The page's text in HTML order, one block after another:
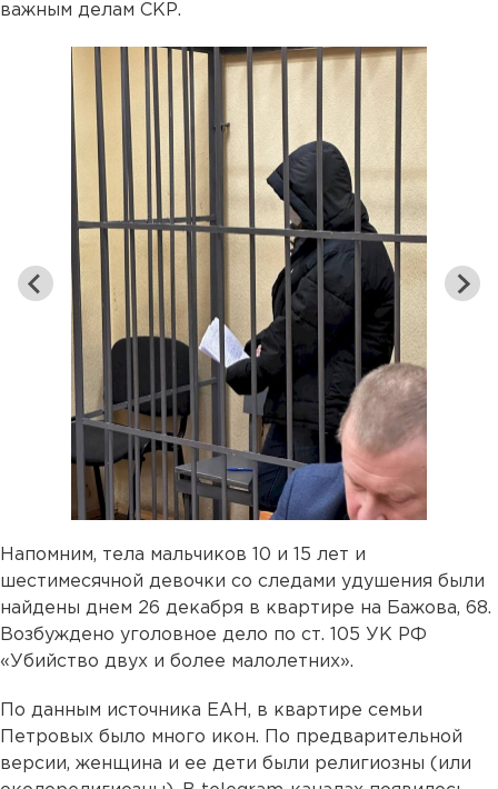
важным делам СКР.
Напомним, тела мальчиков 10 и 15 лет и
шестимесячной девочки со следами удушения были
найдены днем 26 декабря в квартире на Бажова, 68.
Возбуждено уголовное дело по ст. 105 УК РФ
«Убийство двух и более малолетних».
По данным источника ЕАН, в квартире семьи
Петровых было много икон. По предварительной
версии, женщина и ее дети были религиозны (или